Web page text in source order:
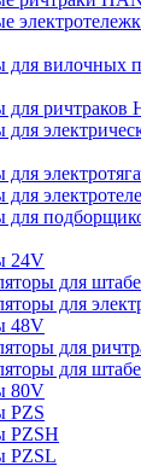
для вилочных
для ричтраков
для
для
24V
для
для
48V
для
для
80V
PZS
PZSH
PZSL